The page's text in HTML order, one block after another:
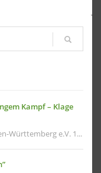
Kampf – Klage
Württemberg e.V. 1...